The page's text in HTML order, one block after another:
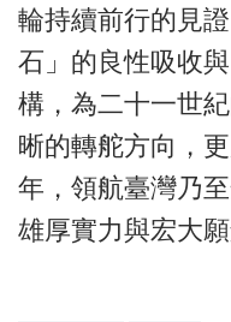
輪持續前行的見
石」的良性吸收
構，為二十一世
晰的轉舵方向，
年，領航臺灣乃
雄厚實力與宏大願